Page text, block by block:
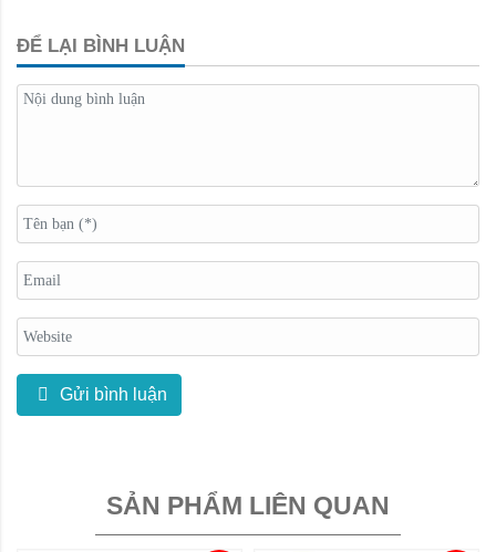
ĐỂ LẠI BÌNH LUẬN
Gửi bình luận
SẢN PHẨM LIÊN QUAN